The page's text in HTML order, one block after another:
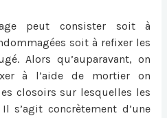
peut consister soit à
soit à refixer les
Alors qu’auparavant, on
à l’aide de mortier on
closoirs sur lesquelles les
s’agit concrètement d’une